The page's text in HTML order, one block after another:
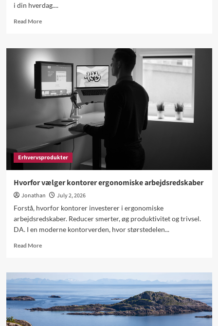
i din hverdag....
Read MoreRead
Hvad
gør
en
aktiv
livsstil
lettere
fastholde
Erhvervsprodukter
Hvorfor vælger kontorer ergonomiske arbejdsredskaber
Jonathan
July 2, 2026
Forstå, hvorfor kontorer investerer i ergonomiske
arbejdsredskaber. Reducer smerter, øg produktivitet og trivsel.
DA. I en moderne kontorverden, hvor størstedelen...
Read MoreRead
Hvorfor
vælger
kontorer
ergonomiske
arbejdsredskaber